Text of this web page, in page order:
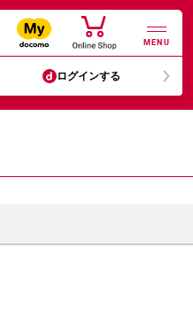
MENU
ログインする